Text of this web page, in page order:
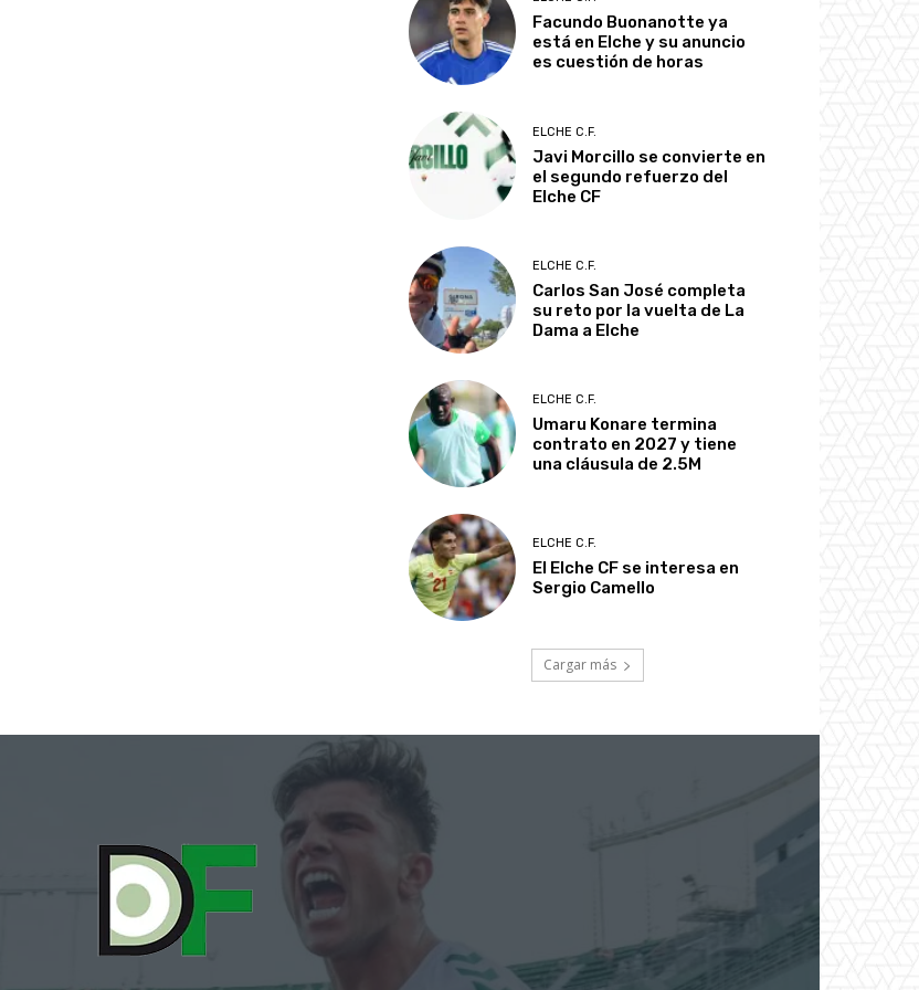
Facundo Buonanotte ya
está en Elche y su anuncio
es cuestión de horas
ELCHE C.F.
Javi Morcillo se convierte en
el segundo refuerzo del
Elche CF
ELCHE C.F.
Carlos San José completa
su reto por la vuelta de La
Dama a Elche
ELCHE C.F.
Umaru Konare termina
contrato en 2027 y tiene
una cláusula de 2.5M
ELCHE C.F.
El Elche CF se interesa en
Sergio Camello
Cargar más